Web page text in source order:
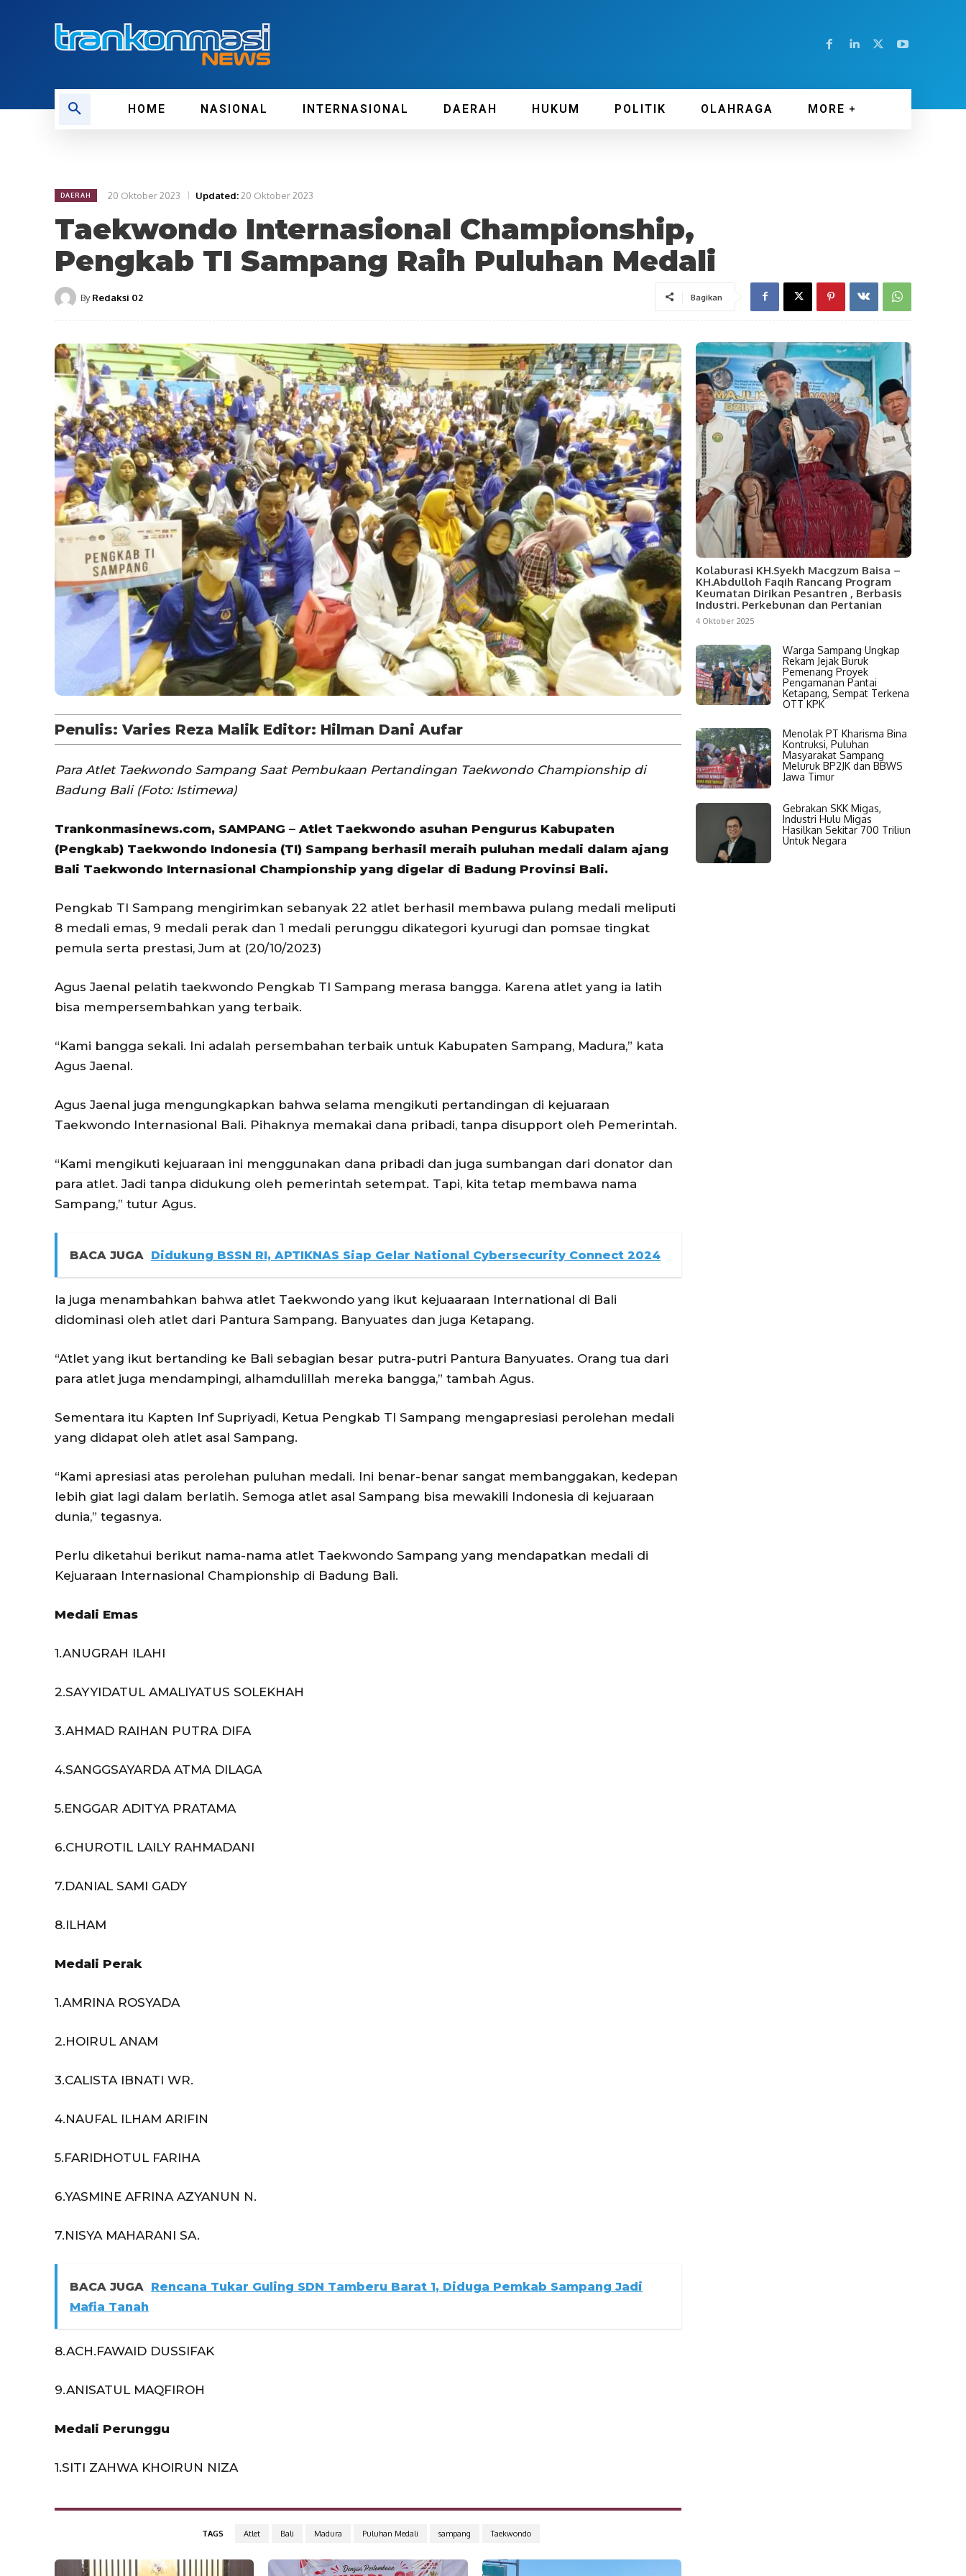
HOME NASIONAL INTERNASIONAL DAERAH HUKUM POLITIK OLAHRAGA MORE
DAERAH 20 Oktober 2023 Updated:20 Oktober 2023
Taekwondo Internasional Championship,
Pengkab TI Sampang Raih Puluhan Medali
By Redaksi 02 Bagikan
Penulis: Varies Reza Malik Editor: Hilman Dani Aufar
Para Atlet Taekwondo Sampang Saat Pembukaan Pertandingan Taekwondo Championship di
Badung Bali (Foto: Istimewa)
Trankonmasinews.com, SAMPANG – Atlet Taekwondo asuhan Pengurus Kabupaten
(Pengkab) Taekwondo Indonesia (TI) Sampang berhasil meraih puluhan medali dalam ajang
Bali Taekwondo Internasional Championship yang digelar di Badung Provinsi Bali.
Pengkab TI Sampang mengirimkan sebanyak 22 atlet berhasil membawa pulang medali meliputi
8 medali emas, 9 medali perak dan 1 medali perunggu dikategori kyurugi dan pomsae tingkat
pemula serta prestasi, Jum at (20/10/2023)
Agus Jaenal pelatih taekwondo Pengkab TI Sampang merasa bangga. Karena atlet yang ia latih
bisa mempersembahkan yang terbaik.
“Kami bangga sekali. Ini adalah persembahan terbaik untuk Kabupaten Sampang, Madura,” kata
Agus Jaenal.
Agus Jaenal juga mengungkapkan bahwa selama mengikuti pertandingan di kejuaraan
Taekwondo Internasional Bali. Pihaknya memakai dana pribadi, tanpa disupport oleh Pemerintah.
“Kami mengikuti kejuaraan ini menggunakan dana pribadi dan juga sumbangan dari donator dan
para atlet. Jadi tanpa didukung oleh pemerintah setempat. Tapi, kita tetap membawa nama
Sampang,” tutur Agus.
BACA JUGA Didukung BSSN RI, APTIKNAS Siap Gelar National Cybersecurity Connect 2024
Ia juga menambahkan bahwa atlet Taekwondo yang ikut kejuaaraan International di Bali
didominasi oleh atlet dari Pantura Sampang. Banyuates dan juga Ketapang.
“Atlet yang ikut bertanding ke Bali sebagian besar putra-putri Pantura Banyuates. Orang tua dari
para atlet juga mendampingi, alhamdulillah mereka bangga,” tambah Agus.
Sementara itu Kapten Inf Supriyadi, Ketua Pengkab TI Sampang mengapresiasi perolehan medali
yang didapat oleh atlet asal Sampang.
“Kami apresiasi atas perolehan puluhan medali. Ini benar-benar sangat membanggakan, kedepan
lebih giat lagi dalam berlatih. Semoga atlet asal Sampang bisa mewakili Indonesia di kejuaraan
dunia,” tegasnya.
Perlu diketahui berikut nama-nama atlet Taekwondo Sampang yang mendapatkan medali di
Kejuaraan Internasional Championship di Badung Bali.
Medali Emas
1.ANUGRAH ILAHI
2.SAYYIDATUL AMALIYATUS SOLEKHAH
3.AHMAD RAIHAN PUTRA DIFA
4.SANGGSAYARDA ATMA DILAGA
5.ENGGAR ADITYA PRATAMA
6.CHUROTIL LAILY RAHMADANI
7.DANIAL SAMI GADY
8.ILHAM
Medali Perak
1.AMRINA ROSYADA
2.HOIRUL ANAM
3.CALISTA IBNATI WR.
4.NAUFAL ILHAM ARIFIN
5.FARIDHOTUL FARIHA
6.YASMINE AFRINA AZYANUN N.
7.NISYA MAHARANI SA.
BACA JUGA Rencana Tukar Guling SDN Tamberu Barat 1, Diduga Pemkab Sampang Jadi
Mafia Tanah
8.ACH.FAWAID DUSSIFAK
9.ANISATUL MAQFIROH
Medali Perunggu
1.SITI ZAHWA KHOIRUN NIZA
TAGS Atlet Bali Madura Puluhan Medali sampang Taekwondo
Kolaburasi KH.Syekh Macgzum Baisa –
KH.Abdulloh Faqih Rancang Program
Keumatan Dirikan Pesantren , Berbasis
Industri. Perkebunan dan Pertanian
4 Oktober 2025
Warga Sampang Ungkap
Rekam Jejak Buruk
Pemenang Proyek
Pengamanan Pantai
Ketapang, Sempat Terkena
OTT KPK
Menolak PT Kharisma Bina
Kontruksi, Puluhan
Masyarakat Sampang
Meluruk BP2JK dan BBWS
Jawa Timur
Gebrakan SKK Migas,
Industri Hulu Migas
Hasilkan Sekitar 700 Triliun
Untuk Negara